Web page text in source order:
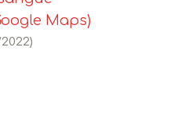
Maps)